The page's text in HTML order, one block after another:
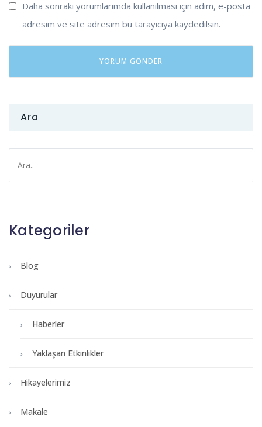
Daha sonraki yorumlarımda kullanılması için adım, e-posta
adresim ve site adresim bu tarayıcıya kaydedilsin.
Ara
Kategoriler
Blog
Duyurular
Haberler
Yaklaşan Etkinlikler
Hikayelerimiz
Makale